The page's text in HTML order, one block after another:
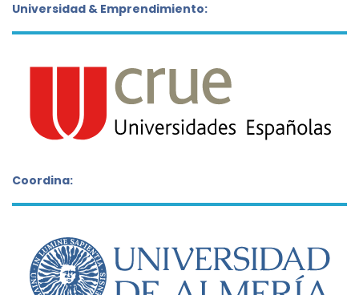
Universidad & Emprendimiento:
Coordina: